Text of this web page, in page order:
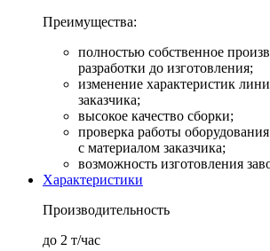
Преимущества:
полностью собственное
разработки до изготовления;
изменение характеристик
заказчика;
высокое качество сборки;
проверка работы
с материалом заказчика;
возможность изготовления
Характеристики
Производительность
до 2 т/час